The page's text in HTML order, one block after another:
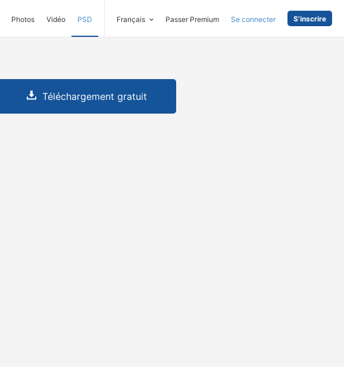
Photos Vidéo PSD Français Passer Premium Se connecter S'inscrire
Téléchargement gratuit